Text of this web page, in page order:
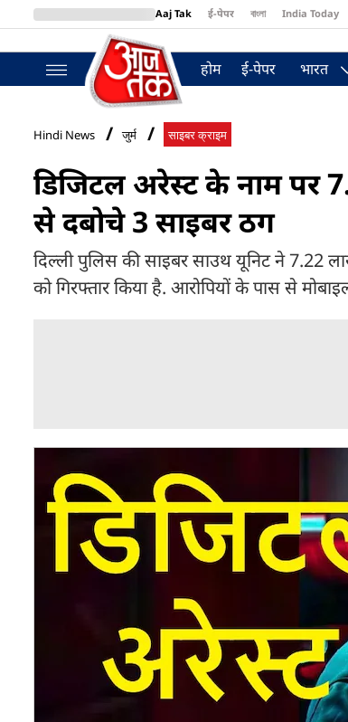
Aaj Tak ई-पेपर বাংলা India Today
BT Bazaar
होम ई-पेपर भारत
Hindi News जुर्म साइबर क्राइम
डिजिटल अरेस्ट के नाम पर
से दबोचे 3 साइबर ठग
दिल्ली पुलिस की साइबर साउथ यूनिट ने 7.22
को गिरफ्तार किया है. आरोपियों के पास से